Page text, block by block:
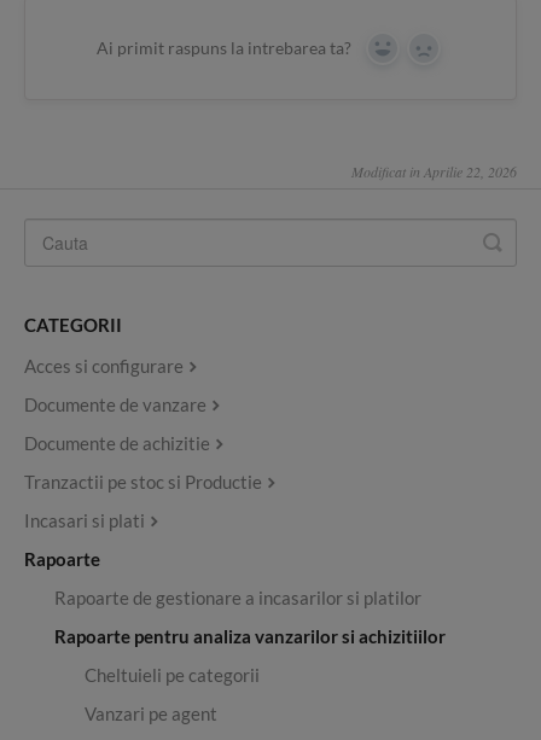
Ai primit raspuns la intrebarea ta? Yes No
Modificat in Aprilie 22, 2026
CATEGORII
Acces si configurare
Documente de vanzare
Documente de achizitie
Tranzactii pe stoc si Productie
Incasari si plati
Rapoarte
Rapoarte de gestionare a incasarilor si platilor
Rapoarte pentru analiza vanzarilor si achizitiilor
Cheltuieli pe categorii
Vanzari pe agent